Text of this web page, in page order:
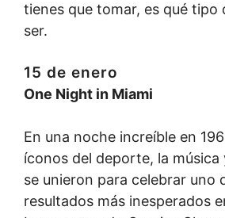
tienes que tomar, es qué tipo
ser.
15 de enero
One Night in Miami
En una noche increíble en
íconos del deporte, la música
se unieron para celebrar uno
resultados más inesperados